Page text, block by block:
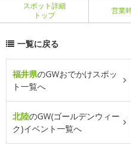
スポット詳細
トップ
営業
一覧に戻る
福井県のGWおでかけスポッ
ト一覧へ
北陸のGW(ゴールデンウィー
ク)イベント一覧へ